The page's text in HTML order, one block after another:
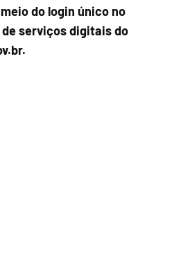
do login único no
serviços digitais do